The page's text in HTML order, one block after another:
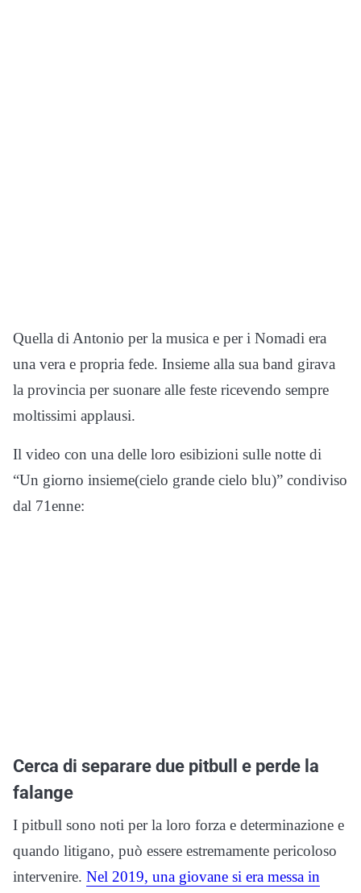
Quella di Antonio per la musica e per i Nomadi era
una vera e propria fede. Insieme alla sua band girava
la provincia per suonare alle feste ricevendo sempre
moltissimi applausi.
Il video con una delle loro esibizioni sulle notte di
“Un giorno insieme(cielo grande cielo blu)” condiviso
dal 71enne:
Cerca di separare due pitbull e perde la
falange
I pitbull sono noti per la loro forza e determinazione e
quando litigano, può essere estremamente pericoloso
intervenire. Nel 2019, una giovane si era messa in